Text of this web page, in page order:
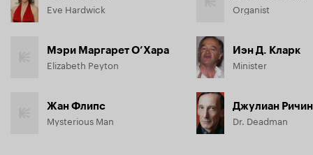
Eve Hardwick
Мэри Маргарет О’Хара
Elizabeth Peyton
Жан Флипс
Mysterious Man
Organist
Иэн Д. Кларк
Minister
Джулиан
Dr. Deadman